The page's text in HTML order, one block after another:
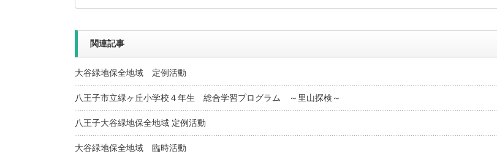
関連記事
大谷緑地保全地域 定例活動
八王子市立緑ヶ丘小学校４年生 総合学習プログラム ～里山探検～
八王子大谷緑地保全地域 定例活動
大谷緑地保全地域 臨時活動